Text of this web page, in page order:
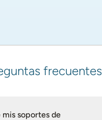
frecuentes
mis soportes de